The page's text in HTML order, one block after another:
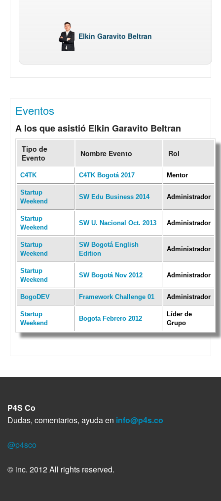
Elkin Garavito Beltran
Eventos
A los que asistió Elkin Garavito Beltran
Tipo de
Evento
Nombre Evento Rol
C4TK C4TK Bogotá 2017 Mentor
Startup
Weekend
SW Edu Business 2014 Administrador
Startup
Weekend
SW U. Nacional Oct. 2013 Administrador
Startup
Weekend
SW Bogotá English
Edition
Administrador
Startup
Weekend
SW Bogotá Nov 2012 Administrador
BogoDEV Framework Challenge 01 Administrador
Startup
Weekend
Bogota Febrero 2012
Líder de
Grupo
P4S Co
Dudas, comentarios, ayuda en info@p4s.co
@p4sco
© inc. 2012 All rights reserved.